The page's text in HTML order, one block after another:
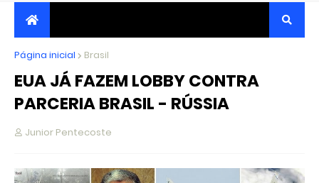
JORNALISMO INDEPENDENTE, TRANSPARENTE E
CRÍTICO
Página inicial Brasil
EUA JÁ FAZEM LOBBY CONTRA
PARCERIA BRASIL - RÚSSIA
Junior Pentecoste